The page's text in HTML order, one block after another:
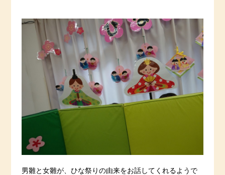
男雛と女雛が、ひな祭りの由来をお話してくれるようで